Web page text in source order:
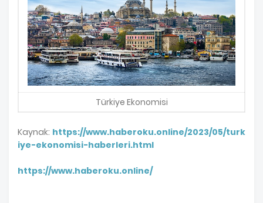
Türkiye Ekonomisi
Kaynak: https://www.haberoku.online/2023/05/turk
iye-ekonomisi-haberleri.html
https://www.haberoku.online/